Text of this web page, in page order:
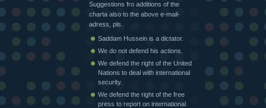
Suggestions fro additions of the
charta also to the above e-mail-
adress, pls.
Saddam Hussein is a dictator.
We do not defend his actions.
We defend the right of the United
Nations to deal with international
security.
We defend the right of the free
press to report on international